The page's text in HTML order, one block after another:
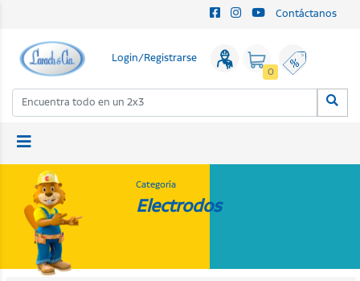
Contáctanos
Login/Registrarse
0
Categoría
Electrodos